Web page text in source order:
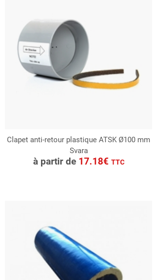
Clapet anti-retour plastique ATSK Ø100 mm
Svara
à partir de 17.18€ TTC
CONSULTER
Demande de devis